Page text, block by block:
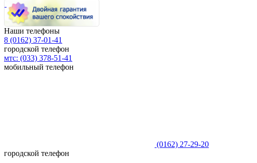
Наши телефоны
8 (0162) 37-01-41
городской телефон
мтс: (033) 378-51-41
мобильный телефон
(0162) 27-29-20
городской телефон